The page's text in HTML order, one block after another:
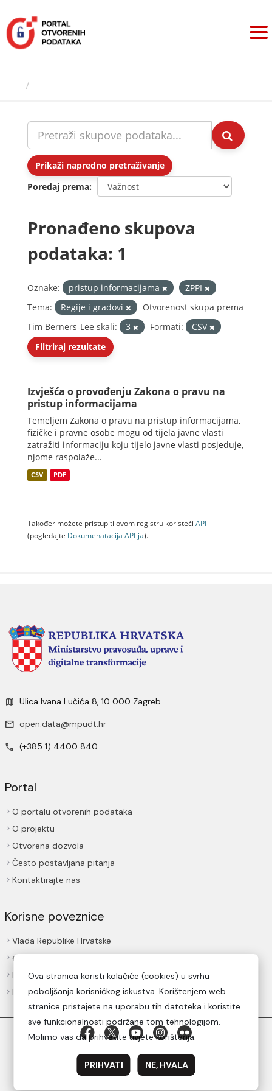
sadržaj
Prikaži napredno pretraživanje
Poredaj prema
Pronađeno skupova
podataka: 1
Oznake: pristup informacijama
ZPPI
Tema:
Regije i gradovi
Otvorenost skupa prema
Tim Berners-Lee skali:
3 Formati:
CSV
Filtriraj rezultate
Izvješća o provođenju Zakona o pravu na
pristup informacijama
Temeljem Zakona o pravu na pristup informacijama,
fizičke i pravne osobe mogu od tijela javne vlasti
zatražiti informaciju koju tijelo javne vlasti posjeduje,
njome raspolaže...
CSV PDF
Također možete pristupiti ovom registru koristeći API
(pogledajte Dokumenаtаcijа API-jа).